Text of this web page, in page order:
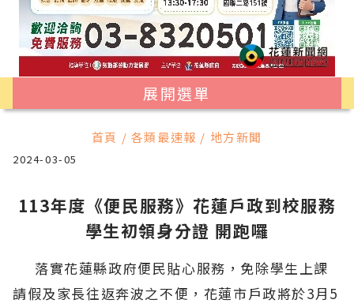
展開選單
首頁 / 各類最速報 / 地方新聞
2024-03-05
113年度《便民服務》花蓮戶政到校服務
學生初領身分證 開跑囉
落實花蓮縣政府便民貼心服務，免除學生上課
請假及家長往返奔波之不便，花蓮市戶政將於3月5